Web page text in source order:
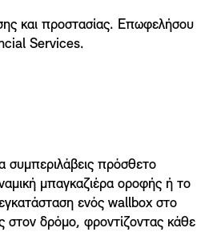
και προστασίας. Επωφελήσου
Services.
συμπεριλάβεις πρόσθετο
μπαγκαζιέρα οροφής ή το
ενός wallbox στο
στον δρόμο, φροντίζοντας κάθε